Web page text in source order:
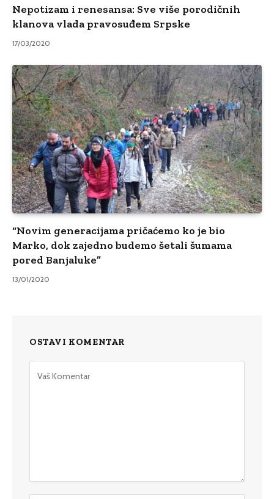
Nepotizam i renesansa: Sve više porodičnih
klanova vlada pravosuđem Srpske
17/03/2020
“Novim generacijama pričaćemo ko je bio
Marko, dok zajedno budemo šetali šumama
pored Banjaluke”
13/01/2020
OSTAVI KOMENTAR